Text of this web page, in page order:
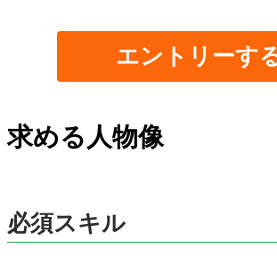
エントリーす
求める人物像
必須スキル